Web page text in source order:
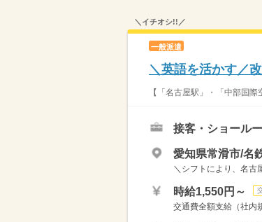
＼イチオシ!!／
一般派遣
＼英語を活かす／
【「名古屋駅」・「中部国
接客・ショール
愛知県常滑市/名
＼シフトにより、名古
時給1,550円～
交通費全額支給（社内